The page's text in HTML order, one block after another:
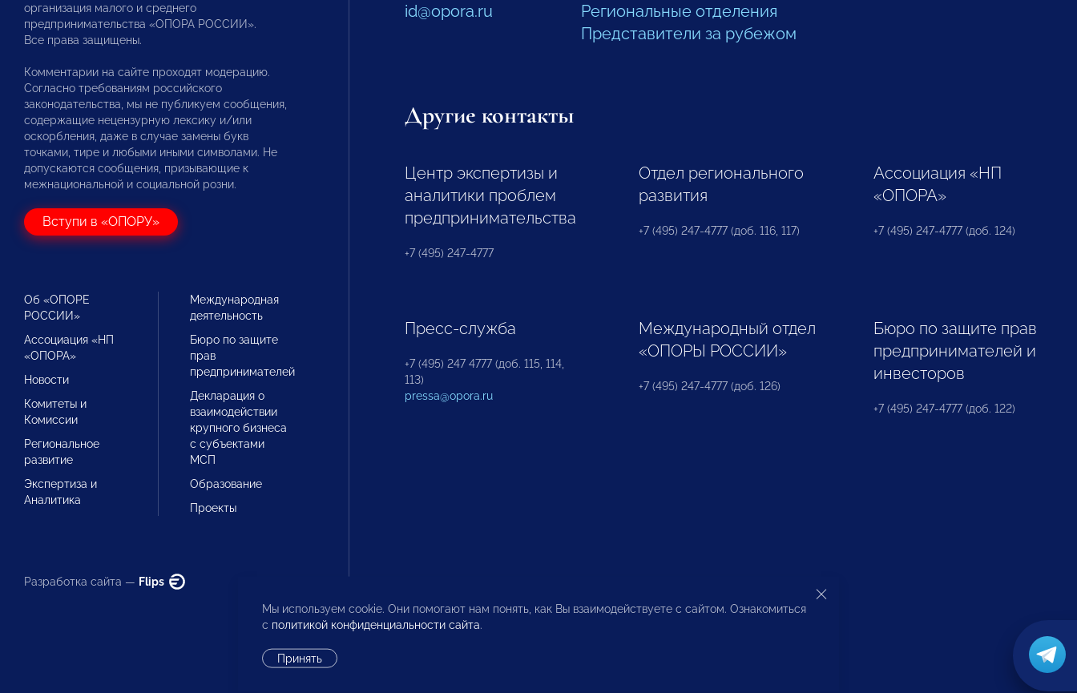
организация малого и среднего
предпринимательства «ОПОРА РОССИИ».
Все права защищены.
Комментарии на сайте проходят модерацию.
Согласно требованиям российского
законодательства, мы не публикуем сообщения,
содержащие нецензурную лексику и/или
оскорбления, даже в случае замены букв
точками, тире и любыми иными символами. Не
допускаются сообщения, призывающие к
межнациональной и социальной розни.
Вступи в «ОПОРУ»
Об «ОПОРЕ
РОССИИ»
Ассоциация «НП
«ОПОРА»
Новости
Комитеты и
Комиссии
Региональное
развитие
Экспертиза и
Аналитика
Международная
деятельность
Бюро по защите
прав
предпринимателей
Декларация о
взаимодействии
крупного бизнеса
с субъектами
МСП
Образование
Проекты
Разработка сайта — Flips
id@opora.ru
Региональные отделения
Представители за рубежом
Другие контакты
Центр экспертизы и
аналитики проблем
предпринимательства
+7 (495) 247-4777
Отдел регионального
развития
+7 (495) 247-4777 (доб. 116, 117)
Ассоциация «НП
«ОПОРА»
+7 (495) 247-4777 (доб. 124)
Пресс-служба
+7 (495) 247 4777 (доб. 115, 114,
113)
pressa@opora.ru
Международный отдел
«ОПОРЫ РОССИИ»
+7 (495) 247-4777 (доб. 126)
Бюро по защите прав
предпринимателей и
инвесторов
+7 (495) 247-4777 (доб. 122)
Мы используем cookie. Они помогают нам понять, как Вы взаимодействуете с сайтом. Ознакомиться
с политикой конфиденциальности сайта.
Принять